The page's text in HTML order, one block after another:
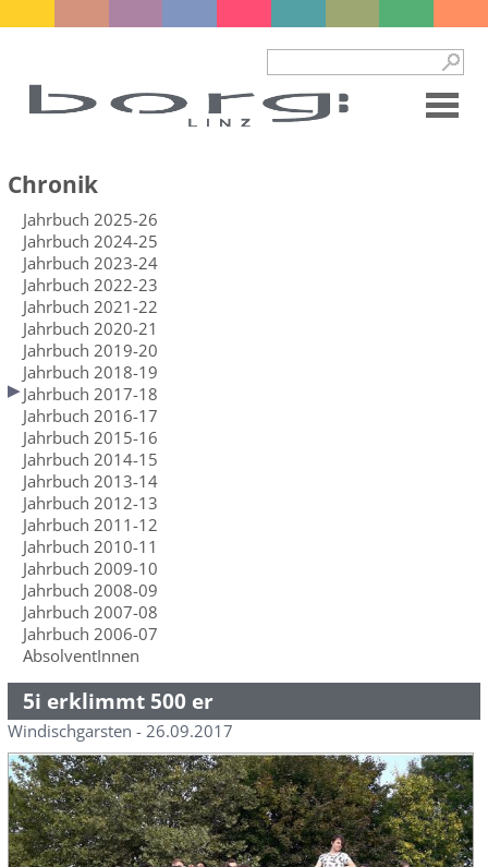
Chronik
Jahrbuch 2025-26
Jahrbuch 2024-25
Jahrbuch 2023-24
Jahrbuch 2022-23
Jahrbuch 2021-22
Jahrbuch 2020-21
Jahrbuch 2019-20
Jahrbuch 2018-19
Jahrbuch 2017-18
Jahrbuch 2016-17
Jahrbuch 2015-16
Jahrbuch 2014-15
Jahrbuch 2013-14
Jahrbuch 2012-13
Jahrbuch 2011-12
Jahrbuch 2010-11
Jahrbuch 2009-10
Jahrbuch 2008-09
Jahrbuch 2007-08
Jahrbuch 2006-07
AbsolventInnen
5i erklimmt 500 er
Windischgarsten - 26.09.2017